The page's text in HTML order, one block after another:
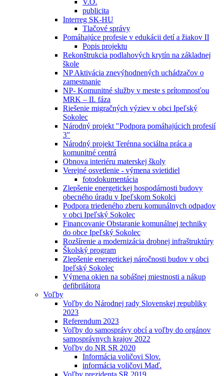
V.O.
publicita
Interreg SK-HU
Tlačové správy
Pomáhajúce profesie v edukácii detí a žiakov II
Popis projektu
Rekonštrukcia podlahových krytín na základnej
škole
NP Aktivácia znevýhodnených uchádzačov o
zamestnanie
NP- Komunitné služby v meste s prítomnosťou
MRK – II. fáza
Riešenie migračných výziev v obci Ipeľský
Sokolec
Národný projekt "Podpora pomáhajúcich profesií
3"
Národný projekt Terénna sociálna práca a
komunitné centrá
Obnova interiéru materskej školy
Verejné osvetlenie - výmena svietidiel
fotodokumentácia
Zlepšenie energetickej hospodárnosti budovy
obecného úradu v Ipeľskom Sokolci
Podpora triedeného zberu komunálnych odpadov
v obci Ipeľský Sokolec
Financovanie Obstaranie komunálnej techniky
do obce Ipeľský Sokolec
Rozšírenie a modernizácia drobnej infraštruktúry
Školský program
Zlepšenie energetickej náročnosti budov v obci
Ipeľský Sokolec
Výmena okien na sobášnej miestnosti a nákup
defibrilátora
Voľby
Voľby do Národnej rady Slovenskej republiky
2023
Referendum 2023
Voľby do samosprávy obcí a voľby do orgánov
samosprávnych krajov 2022
Voľby do NR SR 2020
Informácia voličovi Slov.
informácia voličovi Maď.
Voľby prezidenta SR 2019